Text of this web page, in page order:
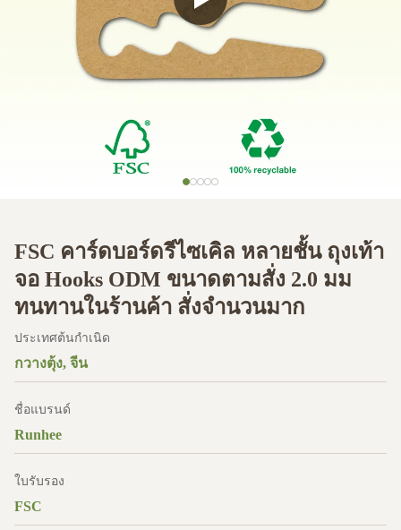
FSC คาร์ดบอร์ดรีไซเคิล หลายชั้น ถุงเท้า
จอ Hooks ODM ขนาดตามสั่ง 2.0 มม
ทนทานในร้านค้า สั่งจํานวนมาก
ประเทศต้นกำเนิด
กวางตุ้ง, จีน
ชื่อแบรนด์
Runhee
ใบรับรอง
FSC